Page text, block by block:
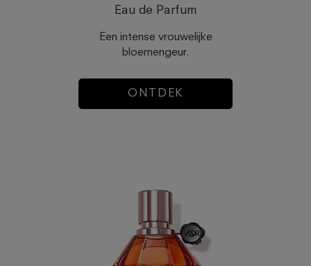
Eau de Parfum
Een intense vrouwelijke
bloemengeur.
ONTDEK